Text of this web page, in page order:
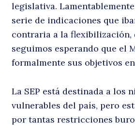
Buscar
legislativa.
serie de indicaciones que
contraria a la flexibilización,
seguimos esperando que el
formalmente sus objetivos
La SEP está destinada a los
vulnerables del país, pero
por tantas restricciones